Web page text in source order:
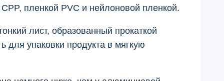
пленкой PVC и нейлоновой пленкой.
лист, образованный прокаткой
для упаковки продукта в мягкую